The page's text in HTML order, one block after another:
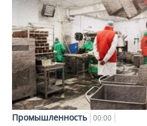
Промышленность 00:00